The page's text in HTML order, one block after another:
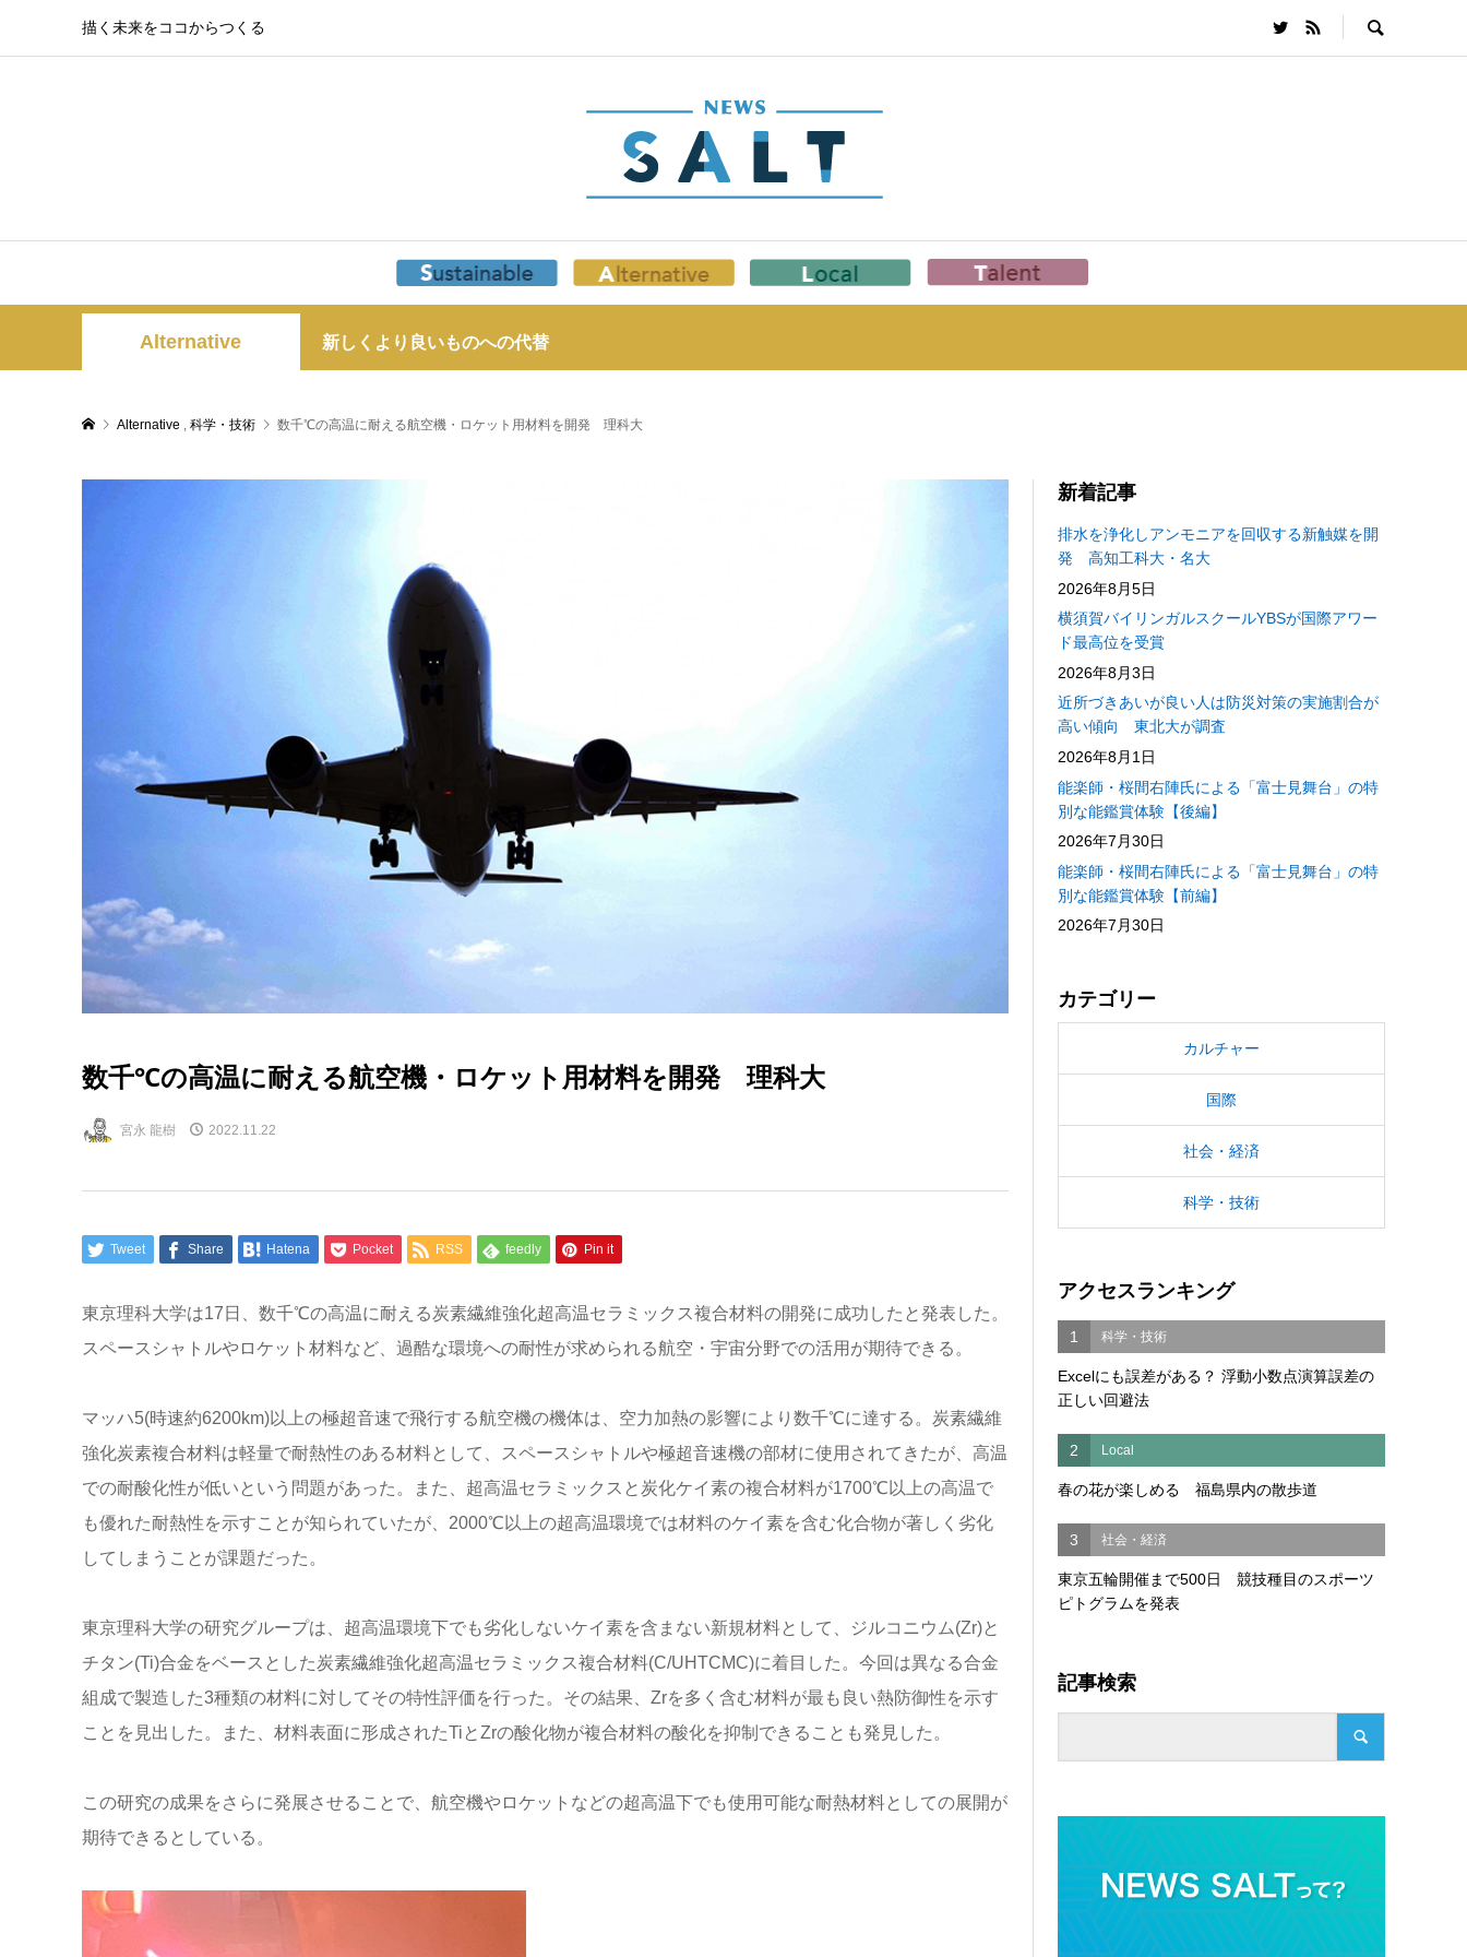
描く未来をココからつくる
Alternative 新しくより良いものへの代替
Alternative , 科学・技術 数千℃の高温に耐える航空機・ロケット用材料を開発 理科大
数千℃の高温に耐える航空機・ロケット用材料を開発 理科大
宮永 龍樹 2022.11.22
Tweet Share Hatena Pocket RSS feedly Pin it
東京理科大学は17日、数千℃の高温に耐える炭素繊維強化超高温セラミックス複合材料の開発に成功したと発表した。
スペースシャトルやロケット材料など、過酷な環境への耐性が求められる航空・宇宙分野での活用が期待できる。
マッハ5(時速約6200km)以上の極超音速で飛行する航空機の機体は、空力加熱の影響により数千℃に達する。炭素繊維
強化炭素複合材料は軽量で耐熱性のある材料として、スペースシャトルや極超音速機の部材に使用されてきたが、高温
での耐酸化性が低いという問題があった。また、超高温セラミックスと炭化ケイ素の複合材料が1700℃以上の高温で
も優れた耐熱性を示すことが知られていたが、2000℃以上の超高温環境では材料のケイ素を含む化合物が著しく劣化
してしまうことが課題だった。
東京理科大学の研究グループは、超高温環境下でも劣化しないケイ素を含まない新規材料として、ジルコニウム(Zr)と
チタン(Ti)合金をベースとした炭素繊維強化超高温セラミックス複合材料(C/UHTCMC)に着目した。今回は異なる合金
組成で製造した3種類の材料に対してその特性評価を行った。その結果、Zrを多く含む材料が最も良い熱防御性を示す
ことを見出した。また、材料表面に形成されたTiとZrの酸化物が複合材料の酸化を抑制できることも発見した。
この研究の成果をさらに発展させることで、航空機やロケットなどの超高温下でも使用可能な耐熱材料としての展開が
期待できるとしている。
新着記事
排水を浄化しアンモニアを回収する新触媒を開
発 高知工科大・名大
2026年8月5日
横須賀バイリンガルスクールYBSが国際アワー
ド最高位を受賞
2026年8月3日
近所づきあいが良い人は防災対策の実施割合が
高い傾向 東北大が調査
2026年8月1日
能楽師・桜間右陣氏による「富士見舞台」の特
別な能鑑賞体験【後編】
2026年7月30日
能楽師・桜間右陣氏による「富士見舞台」の特
別な能鑑賞体験【前編】
2026年7月30日
カテゴリー
カルチャー
国際
社会・経済
科学・技術
アクセスランキング
1 科学・技術
Excelにも誤差がある？ 浮動小数点演算誤差の
正しい回避法
2 Local
春の花が楽しめる 福島県内の散歩道
3 社会・経済
東京五輪開催まで500日 競技種目のスポーツ
ピトグラムを発表
記事検索